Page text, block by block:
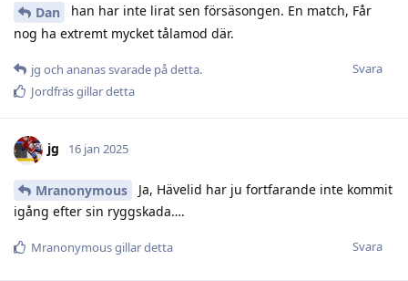
Dan
han har inte lirat sen försäsongen. En match, Får
nog ha extremt mycket tålamod där.
Svara
jg och ananassvarade på detta.
Jordfräsgillar detta
jg 16 jan 2025
Mranonymous
Ja, Hävelid har ju fortfarande inte kommit
igång efter sin ryggskada….
Svara
Mranonymousgillar detta